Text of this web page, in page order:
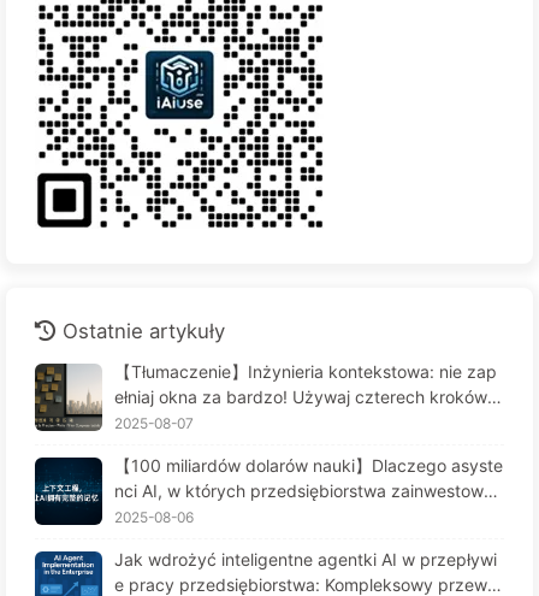
Ostatnie artykuły
【Tłumaczenie】Inżynieria kontekstowa: nie zap
ełniaj okna za bardzo! Używaj czterech kroków d
o zarządzania kontekstem, bądź czujny na zafał
ewnątrz — Uczymy się AI powoli 170
2025-08-07
【100 miliardów dolarów nauki】Dlaczego asyste
nci AI, w których przedsiębiorstwa zainwestował
y fortunę, cierpią na "amnezję" w kluczowych mo
wydajności? — Powoli ucz się AI 169
2025-08-06
Jak wdrożyć inteligentne agentki AI w przepływi
e pracy przedsiębiorstwa: Kompleksowy przewo